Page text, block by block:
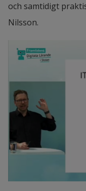
och samtidigt
Nilsson.